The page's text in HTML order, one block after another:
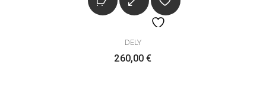
DELY
260,00€